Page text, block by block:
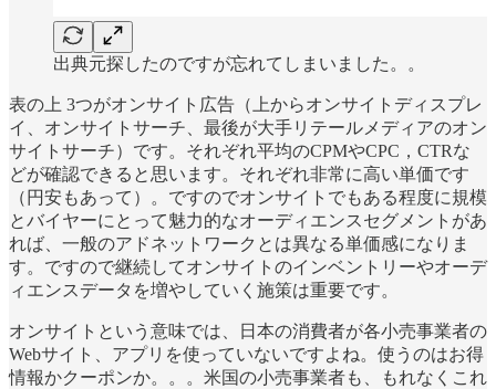
出典元探したのですが忘れてしまいました。。
表の上 3つがオンサイト広告（上からオンサイトディスプレ
イ、オンサイトサーチ、最後が大手リテールメディアのオン
サイトサーチ）です。それぞれ平均のCPMやCPC，CTRな
どが確認できると思います。それぞれ非常に高い単価です
（円安もあって）。ですのでオンサイトでもある程度に規模
とバイヤーにとって魅力的なオーディエンスセグメントがあ
れば、一般のアドネットワークとは異なる単価感になりま
す。ですので継続してオンサイトのインベントリーやオーデ
ィエンスデータを増やしていく施策は重要です。
オンサイトという意味では、日本の消費者が各小売事業者の
Webサイト、アプリを使っていないですよね。使うのはお得
情報かクーポンか。。。米国の小売事業者も、もれなくこれ